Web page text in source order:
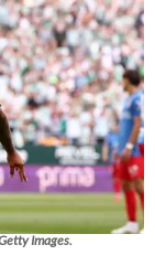
Images.